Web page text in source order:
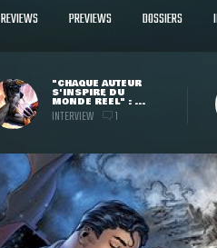
REVIEWS PREVIEWS DOSSIERS
"CHAQUE AUTEUR
S'INSPIRE DU
MONDE RÉEL" : ...
INTERVIEW 1